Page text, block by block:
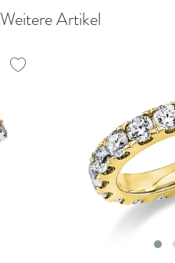
Weitere Artikel